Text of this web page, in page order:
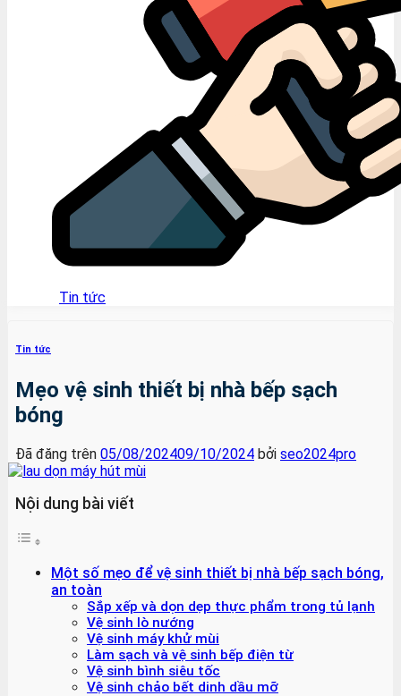
Tin tức
Tin tức
Mẹo vệ sinh thiết bị nhà bếp sạch
bóng
Đã đăng trên 05/08/202409/10/2024 bởi seo2024pro
Nội dung bài viết
Một số mẹo để vệ sinh thiết bị nhà bếp sạch bóng,
an toàn
Sắp xếp và dọn dẹp thực phẩm trong tủ lạnh
Vệ sinh lò nướng
Vệ sinh máy khử mùi
Làm sạch và vệ sinh bếp điện từ
Vệ sinh bình siêu tốc
Vệ sinh chảo bết dinh dầu mỡ